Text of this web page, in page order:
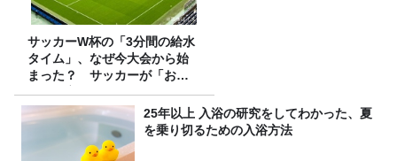
サッカーW杯の「3分間の給水
タイム」、なぜ今大会から始
まった？ サッカーが「お
金」に変わる仕組み
25年以上 入浴の研究をしてわかった、夏
を乗り切るための入浴方法